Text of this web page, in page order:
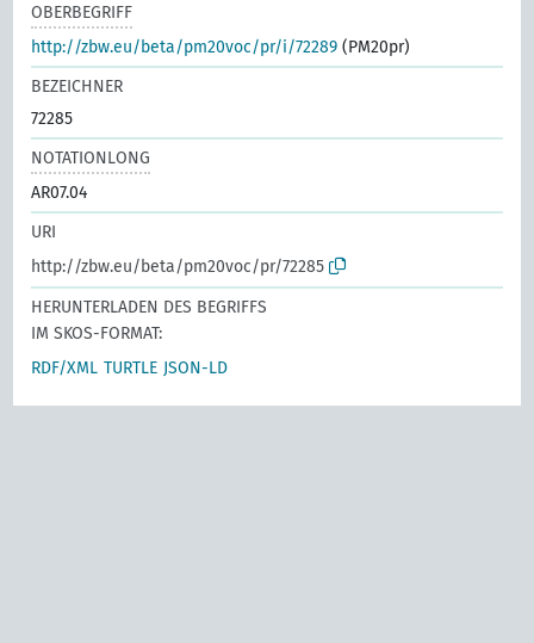
OBERBEGRIFF
http://zbw.eu/beta/pm20voc/pr/i/72289 (PM20pr)
BEZEICHNER
72285
NOTATIONLONG
AR07.04
URI
http://zbw.eu/beta/pm20voc/pr/72285
HERUNTERLADEN DES BEGRIFFS
IM SKOS-FORMAT:
RDF/XML TURTLE JSON-LD